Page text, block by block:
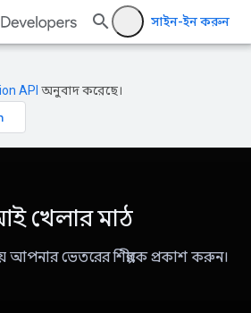
সাইন-ইন করুন
API অনুবাদ করেছে।
খেলার মাঠ
ভেতরের শিল্পীকে প্রকাশ করুন।